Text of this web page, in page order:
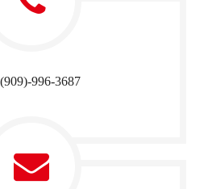
996-3687​​​​​​​